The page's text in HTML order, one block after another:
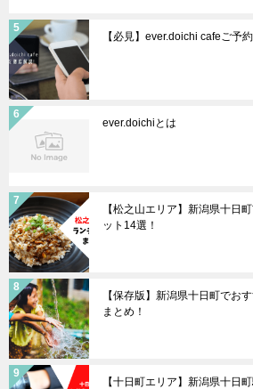
【必見】ever.doichi cafeご予
ever.doichiとは
【松之山エリア】新潟県十日
ット14選！
【保存版】新潟県十日町でお
まとめ！
【十日町エリア】新潟県十日